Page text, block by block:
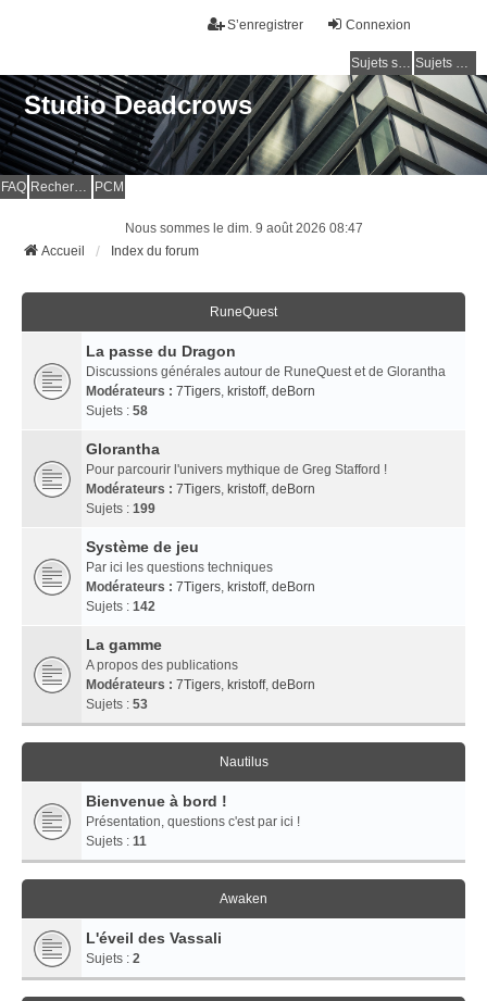
Connexion
S’enregistrer
Sujets sans réponse Sujets actifs
Studio Deadcrows
FAQ Rechercher PCM
Nous sommes le dim. 9 août 2026 08:47
Accueil
Index du forum
RuneQuest
La passe du Dragon
Discussions générales autour de RuneQuest et de Glorantha
Modérateurs : 7Tigers, kristoff, deBorn
Sujets : 58
Glorantha
Pour parcourir l'univers mythique de Greg Stafford !
Modérateurs : 7Tigers, kristoff, deBorn
Sujets : 199
Système de jeu
Par ici les questions techniques
Modérateurs : 7Tigers, kristoff, deBorn
Sujets : 142
La gamme
A propos des publications
Modérateurs : 7Tigers, kristoff, deBorn
Sujets : 53
Nautilus
Bienvenue à bord !
Présentation, questions c'est par ici !
Sujets : 11
Awaken
L'éveil des Vassali
Sujets : 2